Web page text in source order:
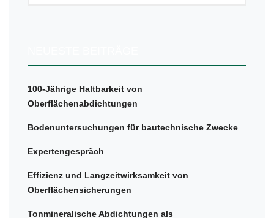
100-Jährige Haltbarkeit von
Oberflächenabdichtungen
Bodenuntersuchungen für bautechnische Zwecke
Expertengespräch
Effizienz und Langzeitwirksamkeit von
Oberflächensicherungen
Tonmineralische Abdichtungen als